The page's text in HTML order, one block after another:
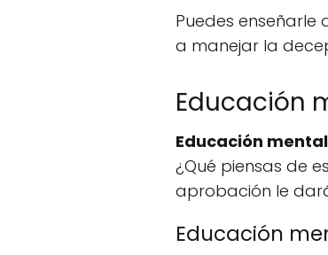
Puedes
a manejar la
Educación
Educación
¿Qué piensas de
aprobación le
Educación